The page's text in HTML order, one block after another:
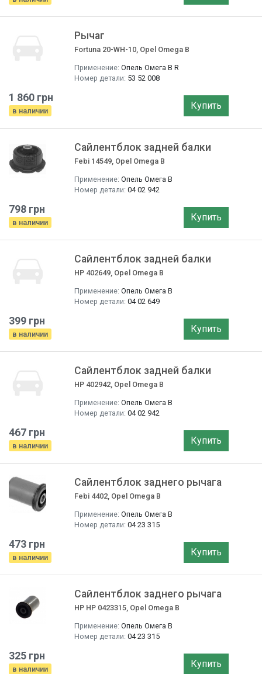
Рычаг
Fortuna 20-WH-10, Opel Omega B
Применение: Опель Омега B R
Номер детали: 53 52 008
1 860 грн
в наличии Купить
Сайлентблок задней балки
Febi 14549, Opel Omega B
Применение: Опель Омега B
Номер детали: 04 02 942
798 грн
в наличии Купить
Сайлентблок задней балки
HP 402649, Opel Omega B
Применение: Опель Омега B
Номер детали: 04 02 649
399 грн
в наличии Купить
Сайлентблок задней балки
HP 402942, Opel Omega B
Применение: Опель Омега B
Номер детали: 04 02 942
467 грн
в наличии Купить
Сайлентблок заднего рычага
Febi 4402, Opel Omega B
Применение: Опель Омега B
Номер детали: 04 23 315
473 грн
в наличии Купить
Сайлентблок заднего рычага
HP HP 0423315, Opel Omega B
Применение: Опель Омега B
Номер детали: 04 23 315
325 грн
в наличии Купить